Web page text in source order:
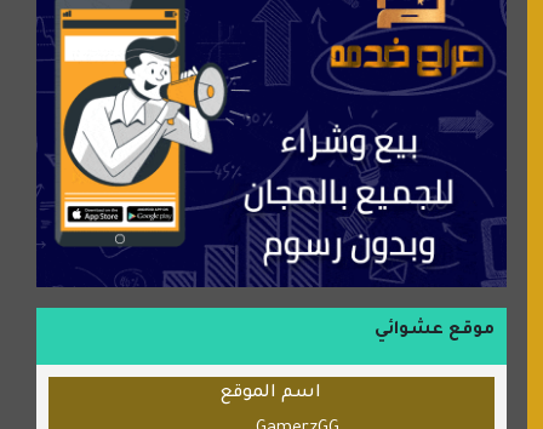
سورة قران
شركة إعمار الرياض للخدمات المنزلية
شبكة رأيي
موسوعة نور الرحمن
منتدى جيوش الهكرز
بلو باص
موقع حراج خدمة
الطبي
قراننا
موقع عشوائي
اسم الموقع